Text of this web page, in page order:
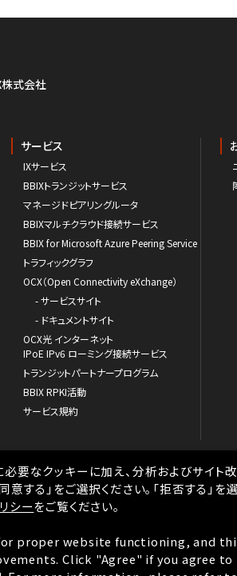
株式会社
サービス
IXサービス
BBIXトランジットサービス
マネージドピアリングルータ
BBIXマルチクラウド接続サービス
BBIX for Microsoft Azure Peering Service
トラフィックグラフ
OCX（Open Connectivity eXchange）
- サービスサイト
- ドキュメントサイト
OCX光 インターネット
IPoE IPv6 ローミング接続サービス
トランジットパートナープログラム
BBIX RPKI活動
サービス規約
著作権について
クッキーポリシー
BBIX人権ポリシー
要なクッキーに加え、分析およびサイ
意する」をご選択ください。「拒否する」
シーをご覧ください。
proper website functioning, and
Click "Agree" if you agree